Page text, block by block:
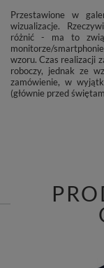
Przestawione w
wizualizacje.
różnić - ma to
monitorze/
wzoru. Czas realizacji
roboczy, jednak ze
zamówienie, w
(głównie przed